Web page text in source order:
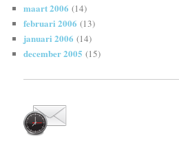
maart 2006 (14)
februari 2006 (13)
januari 2006 (14)
december 2005 (15)